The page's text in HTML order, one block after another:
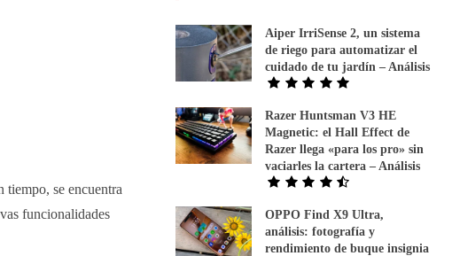
tiempo, se encuentra
funcionalidades
Aiper IrriSense 2, un sistema
de riego para automatizar el
cuidado de tu jardín – Análisis
Razer Huntsman V3 HE
Magnetic: el Hall Effect de
Razer llega «para los pro» sin
vaciarles la cartera – Análisis
OPPO Find X9 Ultra,
análisis: fotografía y
rendimiento de buque insignia